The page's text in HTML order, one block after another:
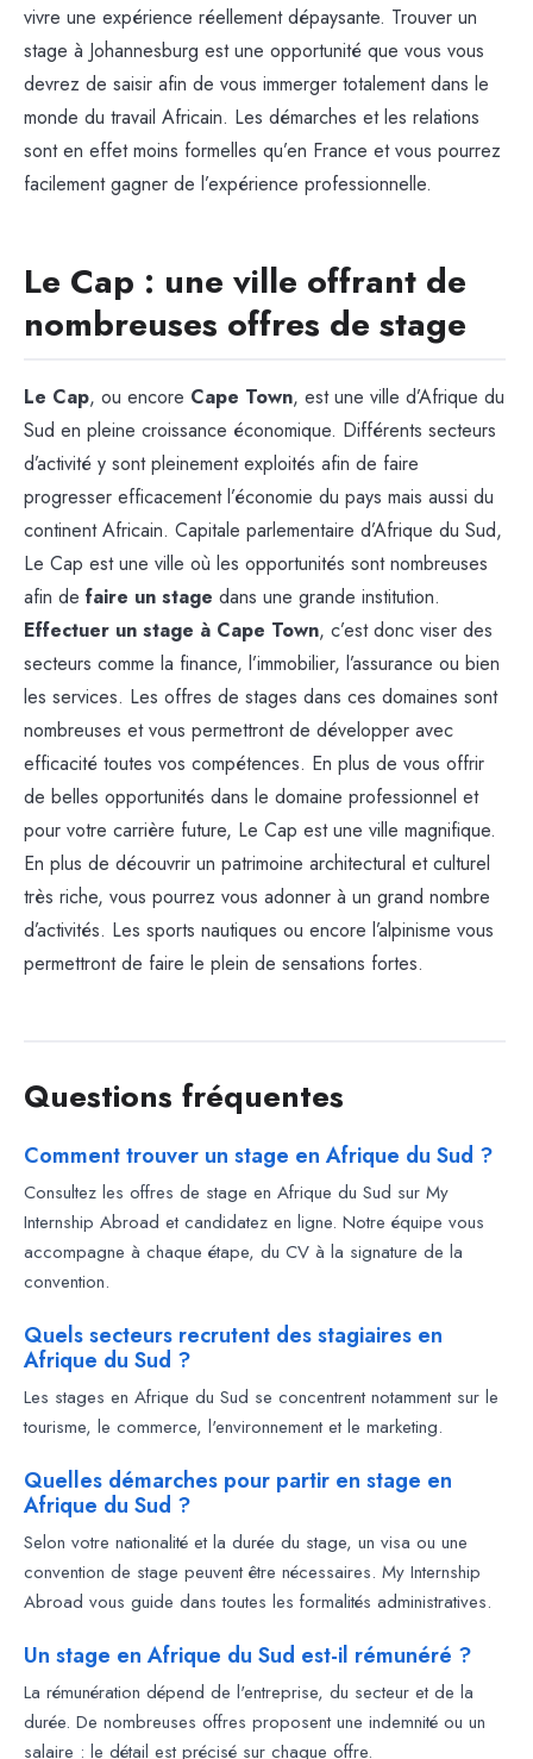
vivre une expérience réellement dépaysante. Trouver un
stage à Johannesburg est une opportunité que vous vous
devrez de saisir afin de vous immerger totalement dans le
monde du travail Africain. Les démarches et les relations
sont en effet moins formelles qu’en France et vous pourrez
facilement gagner de l’expérience professionnelle.
Le Cap : une ville offrant de
nombreuses offres de stage
Le Cap, ou encore Cape Town, est une ville d’Afrique du
Sud en pleine croissance économique. Différents secteurs
d’activité y sont pleinement exploités afin de faire
progresser efficacement l’économie du pays mais aussi du
continent Africain. Capitale parlementaire d’Afrique du Sud,
Le Cap est une ville où les opportunités sont nombreuses
afin de faire un stage dans une grande institution.
Effectuer un stage à Cape Town, c’est donc viser des
secteurs comme la finance, l’immobilier, l’assurance ou bien
les services. Les offres de stages dans ces domaines sont
nombreuses et vous permettront de développer avec
efficacité toutes vos compétences. En plus de vous offrir
de belles opportunités dans le domaine professionnel et
pour votre carrière future, Le Cap est une ville magnifique.
En plus de découvrir un patrimoine architectural et culturel
très riche, vous pourrez vous adonner à un grand nombre
d’activités. Les sports nautiques ou encore l’alpinisme vous
permettront de faire le plein de sensations fortes.
Questions fréquentes
Comment trouver un stage en Afrique du Sud ?
Consultez les offres de stage en Afrique du Sud sur My
Internship Abroad et candidatez en ligne. Notre équipe vous
accompagne à chaque étape, du CV à la signature de la
convention.
Quels secteurs recrutent des stagiaires en
Afrique du Sud ?
Les stages en Afrique du Sud se concentrent notamment sur le
tourisme, le commerce, l'environnement et le marketing.
Quelles démarches pour partir en stage en
Afrique du Sud ?
Selon votre nationalité et la durée du stage, un visa ou une
convention de stage peuvent être nécessaires. My Internship
Abroad vous guide dans toutes les formalités administratives.
Un stage en Afrique du Sud est-il rémunéré ?
La rémunération dépend de l'entreprise, du secteur et de la
durée. De nombreuses offres proposent une indemnité ou un
salaire : le détail est précisé sur chaque offre.